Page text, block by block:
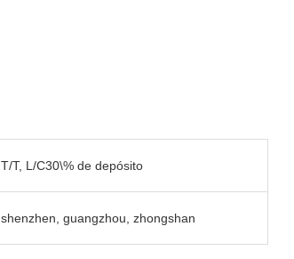
T/T, L/C30\% de depósito
shenzhen, guangzhou, zhongshan